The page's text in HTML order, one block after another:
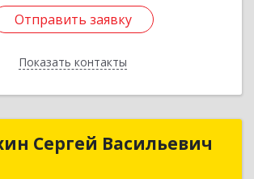
Отправить заявку
Показать контакты
Отправить заявку
Назад
Сергей Васильевич
Сергей Васильевич